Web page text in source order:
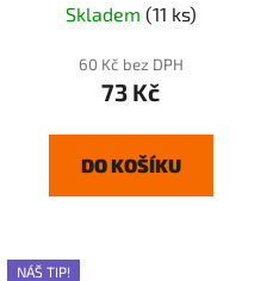
Skladem (11 ks)
60 Kč bez DPH
73 Kč
DO KOŠÍKU
NÁŠ TIP!